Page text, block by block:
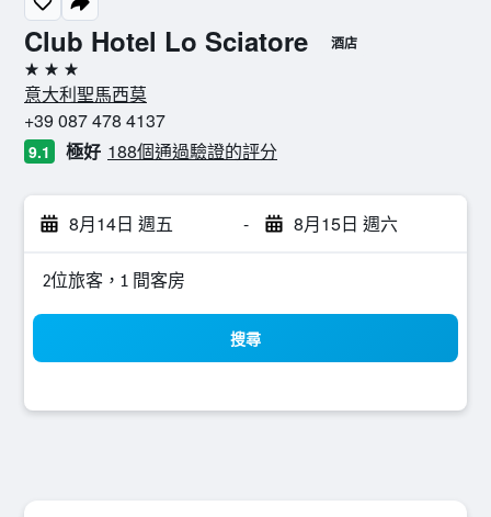
Club Hotel Lo Sciatore 酒店
3星級
意大利聖馬西莫
+39 087 478 4137
9.1 極好 188個通過驗證的評分
8月14日 週五 - 8月15日 週六
2位旅客，1 間客房
搜尋